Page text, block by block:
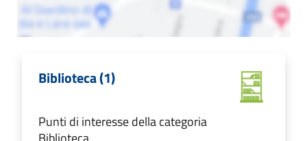
Biblioteca (1)
Punti di interesse della categoria